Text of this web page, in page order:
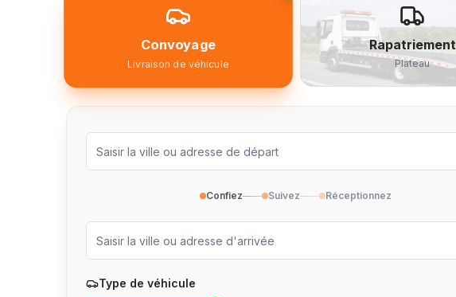
Convoyage
Livraison de véhicule
Rapatriement
Plateau
Confiez Suivez Réceptionnez
Type de véhicule